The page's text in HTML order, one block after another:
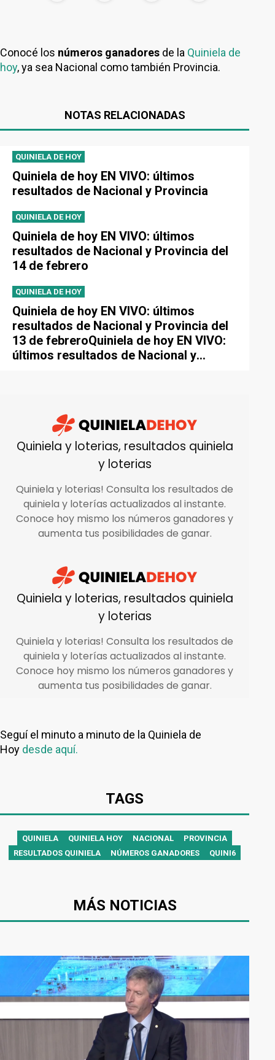
Conocé los números ganadores de la Quiniela de
hoy, ya sea Nacional como también Provincia.
NOTAS RELACIONADAS
QUINIELA DE HOY
Quiniela de hoy EN VIVO: últimos
resultados de Nacional y Provincia
QUINIELA DE HOY
Quiniela de hoy EN VIVO: últimos
resultados de Nacional y Provincia del
14 de febrero
QUINIELA DE HOY
Quiniela de hoy EN VIVO: últimos
resultados de Nacional y Provincia del
13 de febreroQuiniela de hoy EN VIVO:
últimos resultados de Nacional y
Seguí el minuto a minuto de la Quiniela de
Hoy desde aquí.
TAGS
QUINIELA QUINIELA HOY NACIONAL
PROVINCIA
RESULTADOS QUINIELA
NÚMEROS GANADORES QUINI6
MÁS NOTICIAS